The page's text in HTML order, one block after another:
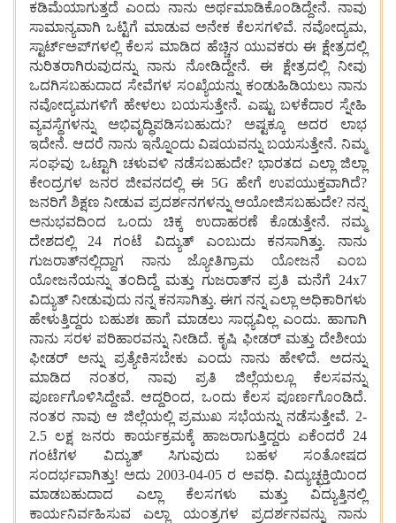
ಕಡಿಮೆಯಾಗುತ್ತದೆ ಎಂದು ನಾನು ಅರ್ಥಮಾಡಿಕೊಂಡಿದ್ದೇನೆ. ನಾವು
ಸಾಮಾನ್ಯವಾಗಿ ಒಟ್ಟಿಗೆ ಮಾಡುವ ಅನೇಕ ಕೆಲಸಗಳಿವೆ. ನವೋದ್ಯಮ,
ಸ್ಟಾರ್ಟ್‌ಅಪ್‌ಗಳಲ್ಲಿ ಕೆಲಸ ಮಾಡಿದ ಹೆಚ್ಚಿನ ಯುವಕರು ಈ ಕ್ಷೇತ್ರದಲ್ಲಿ
ನುರಿತರಾಗಿರುವುದನ್ನು ನಾನು ನೋಡಿದ್ದೇನೆ. ಈ ಕ್ಷೇತ್ರದಲ್ಲಿ ನೀವು
ಒದಗಿಸಬಹುದಾದ ಸೇವೆಗಳ ಸಂಖ್ಯೆಯನ್ನು ಕಂಡುಹಿಡಿಯಲು ನಾನು
ನವೋದ್ಯಮಗಳಿಗೆ ಹೇಳಲು ಬಯಸುತ್ತೇನೆ. ಎಷ್ಟು ಬಳಕೆದಾರ ಸ್ನೇಹಿ
ವ್ಯವಸ್ಥೆಗಳನ್ನು ಅಭಿವೃದ್ಧಿಪಡಿಸಬಹುದು? ಅಷ್ಟಕ್ಕೂ ಅದರ ಲಾಭ
ಇದೇನೆ. ಆದರೆ ನಾನು ಇನ್ನೊಂದು ವಿಷಯವನ್ನು ಬಯಸುತ್ತೇನೆ. ನಿಮ್ಮ
ಸಂಘವು ಒಟ್ಟಾಗಿ ಚಳುವಳಿ ನಡೆಸಬಹುದೇ? ಭಾರತದ ಎಲ್ಲಾ ಜಿಲ್ಲಾ
ಕೇಂದ್ರಗಳ ಜನರ ಜೀವನದಲ್ಲಿ ಈ 5G ಹೇಗೆ ಉಪಯುಕ್ತವಾಗಿದೆ?
ಜನರಿಗೆ ಶಿಕ್ಷಣ ನೀಡುವ ಪ್ರದರ್ಶನಗಳನ್ನು ಆಯೋಜಿಸಬಹುದೇ? ನನ್ನ
ಅನುಭವದಿಂದ ಒಂದು ಚಿಕ್ಕ ಉದಾಹರಣೆ ಕೊಡುತ್ತೇನೆ. ನಮ್ಮ
ದೇಶದಲ್ಲಿ 24 ಗಂಟೆ ವಿದ್ಯುತ್ ಎಂಬುದು ಕನಸಾಗಿತ್ತು. ನಾನು
ಗುಜರಾತ್‌ನಲ್ಲಿದ್ದಾಗ ನಾನು ಜ್ಯೋತಿಗ್ರಾಮ ಯೋಜನೆ ಎಂಬ
ಯೋಜನೆಯನ್ನು ತಂದಿದ್ದೆ ಮತ್ತು ಗುಜರಾತ್‌ನ ಪ್ರತಿ ಮನೆಗೆ 24x7
ವಿದ್ಯುತ್ ನೀಡುವುದು ನನ್ನ ಕನಸಾಗಿತ್ತು. ಈಗ ನನ್ನ ಎಲ್ಲಾ ಅಧಿಕಾರಿಗಳು
ಹೇಳುತ್ತಿದ್ದರು ಬಹುಶಃ ಹಾಗೆ ಮಾಡಲು ಸಾಧ್ಯವಿಲ್ಲ ಎಂದು. ಹಾಗಾಗಿ
ನಾನು ಸರಳ ಪರಿಹಾರವನ್ನು ನೀಡಿದೆ. ಕೃಷಿ ಫೀಡರ್ ಮತ್ತು ದೇಶೀಯ
ಫೀಡರ್ ಅನ್ನು ಪ್ರತ್ಯೇಕಿಸಬೇಕು ಎಂದು ನಾನು ಹೇಳಿದೆ. ಅದನ್ನು
ಮಾಡಿದ ನಂತರ, ನಾವು ಪ್ರತಿ ಜಿಲ್ಲೆಯಲ್ಲೂ ಕೆಲಸವನ್ನು
ಪೂರ್ಣಗೊಳಿಸಿದ್ದೇವೆ. ಆದ್ದರಿಂದ, ಒಂದು ಕೆಲಸ ಪೂರ್ಣಗೊಂಡಿದೆ.
ನಂತರ ನಾವು ಆ ಜಿಲ್ಲೆಯಲ್ಲಿ ಪ್ರಮುಖ ಸಭೆಯನ್ನು ನಡೆಸುತ್ತೇವೆ. 2-
2.5 ಲಕ್ಷ ಜನರು ಕಾರ್ಯಕ್ರಮಕ್ಕೆ ಹಾಜರಾಗುತ್ತಿದ್ದರು ಏಕೆಂದರೆ 24
ಗಂಟೆಗಳ ವಿದ್ಯುತ್ ಸಿಗುವುದು ಬಹಳ ಸಂತೋಷದ
ಸಂದರ್ಭವಾಗಿತ್ತು! ಅದು 2003-04-05 ರ ಅವಧಿ. ವಿದ್ಯುಚ್ಛಕ್ತಿಯಿಂದ
ಮಾಡಬಹುದಾದ ಎಲ್ಲಾ ಕೆಲಸಗಳು ಮತ್ತು ವಿದ್ಯುತ್ತಿನಲ್ಲಿ
ಕಾರ್ಯನಿರ್ವಹಿಸುವ ಎಲ್ಲಾ ಯಂತ್ರಗಳ ಪ್ರದರ್ಶನವನ್ನು ನಾನು